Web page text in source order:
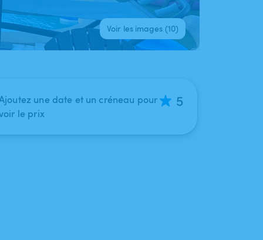
Voir les images (10)
une date et un créneau pour
le prix
5